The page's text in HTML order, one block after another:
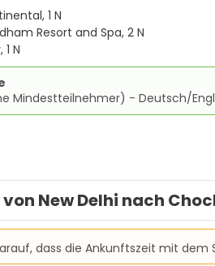
1 N
Resort and Spa, 2 N
N
Mindestteilnehmer) - Deutsch/
New Delhi nach
dass die Ankunftszeit mit dem